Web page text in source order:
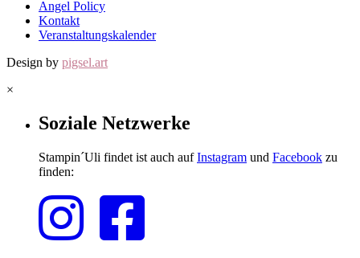
Angel Policy
Kontakt
Veranstaltungskalender
Design by pigsel.art
×
Soziale Netzwerke
Stampin´Uli findet ist auch aufInstagram und Facebook zu
finden: